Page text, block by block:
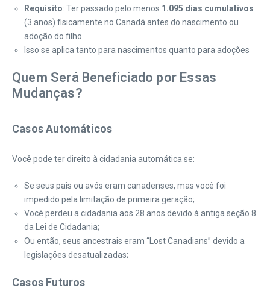
Requisito: Ter passado pelo menos 1.095 dias cumulativos
(3 anos) fisicamente no Canadá antes do nascimento ou
adoção do filho
Isso se aplica tanto para nascimentos quanto para adoções
Quem Será Beneficiado por Essas
Mudanças?
Casos Automáticos
Você pode ter direito à cidadania automática se:
Se seus pais ou avós eram canadenses, mas você foi
impedido pela limitação de primeira geração;
Você perdeu a cidadania aos 28 anos devido à antiga seção 8
da Lei de Cidadania;
Ou então, seus ancestrais eram “Lost Canadians” devido a
legislações desatualizadas;
Casos Futuros